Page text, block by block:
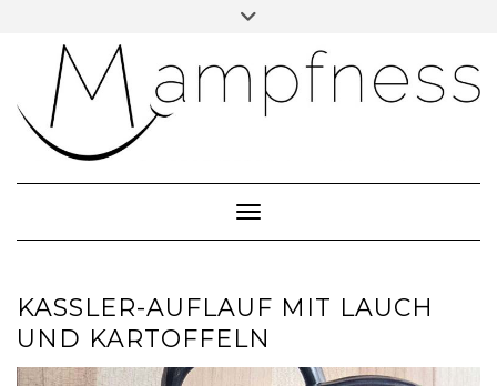
IMPRESSUM
DATENSCHUTZ
Toggle Navigation
KASSLER-AUFLAUF MIT LAUCH
UND KARTOFFELN